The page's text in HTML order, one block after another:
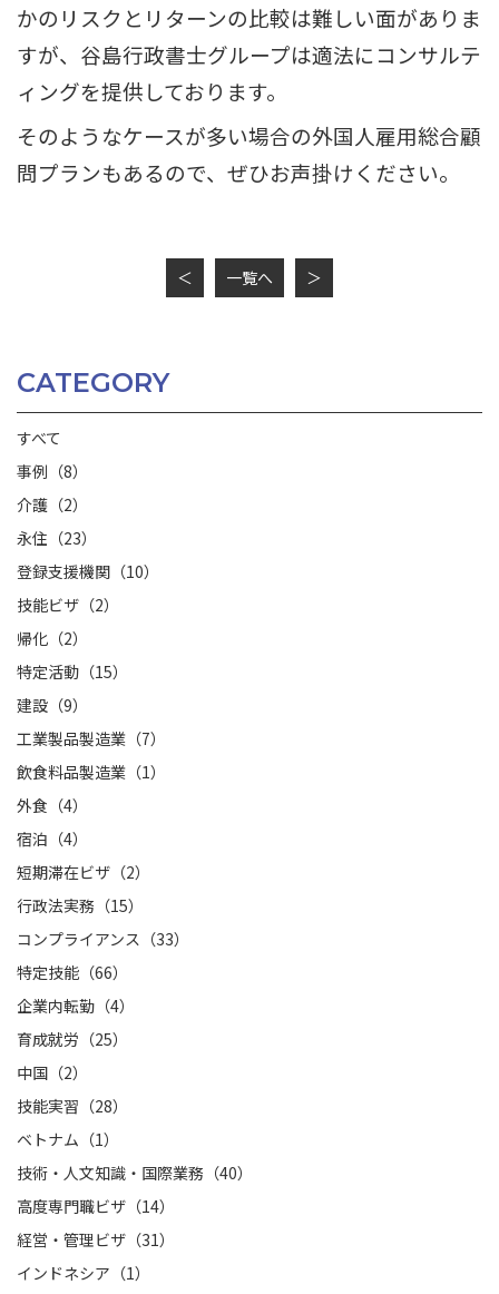
かのリスクとリターンの比較は難しい面がありま
すが、谷島行政書士グループは適法にコンサルテ
ィングを提供しております。
そのようなケースが多い場合の外国人雇用総合顧
問プランもあるので、ぜひお声掛けください。
＜ 一覧へ ＞
CATEGORY
すべて
事例（8）
介護（2）
永住（23）
登録支援機関（10）
技能ビザ（2）
帰化（2）
特定活動（15）
建設（9）
工業製品製造業（7）
飲食料品製造業（1）
外食（4）
宿泊（4）
短期滞在ビザ（2）
行政法実務（15）
コンプライアンス（33）
特定技能（66）
企業内転勤（4）
育成就労（25）
中国（2）
技能実習（28）
ベトナム（1）
技術・人文知識・国際業務（40）
高度専門職ビザ（14）
経営・管理ビザ（31）
インドネシア（1）